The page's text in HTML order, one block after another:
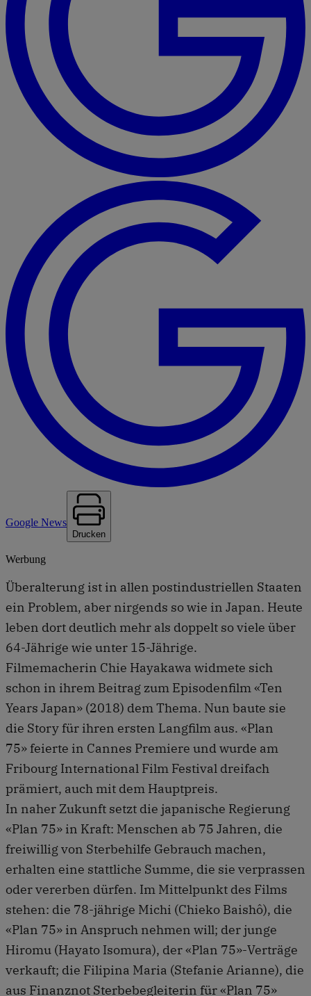
Google News
Drucken
Werbung
Überalterung ist in allen postindustriellen Staaten
ein Problem, aber nirgends so wie in Japan. Heute
leben dort deutlich mehr als doppelt so viele über
64-Jährige wie unter 15-Jährige.
Filmemacherin Chie Hayakawa widmete sich
schon in ihrem Beitrag zum Episodenfilm «Ten
Years Japan» (2018) dem Thema. Nun baute sie
die Story für ihren ersten Langfilm aus. «Plan
75» feierte in Cannes Premiere und wurde am
Fribourg International Film Festival dreifach
prämiert, auch mit dem Hauptpreis.
In naher Zukunft setzt die japanische Regierung
«Plan 75» in Kraft: Menschen ab 75 Jahren, die
freiwillig von Sterbehilfe Gebrauch machen,
erhalten eine stattliche Summe, die sie verprassen
oder vererben dürfen. Im Mittelpunkt des Films
stehen: die 78-jährige Michi (Chieko Baishô), die
«Plan 75» in Anspruch nehmen will; der junge
Hiromu (Hayato Isomura), der «Plan 75»-Verträge
verkauft; die Filipina Maria (Stefanie Arianne), die
aus Finanznot Sterbebegleiterin für «Plan 75»